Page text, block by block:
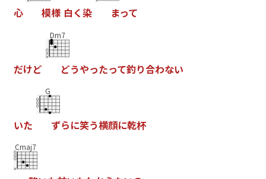
心 模様 白 く染 まって
だけど
Dm7
どうやったって釣り合わない
いた
G
ずらに笑う横顔に乾杯
Cmaj7